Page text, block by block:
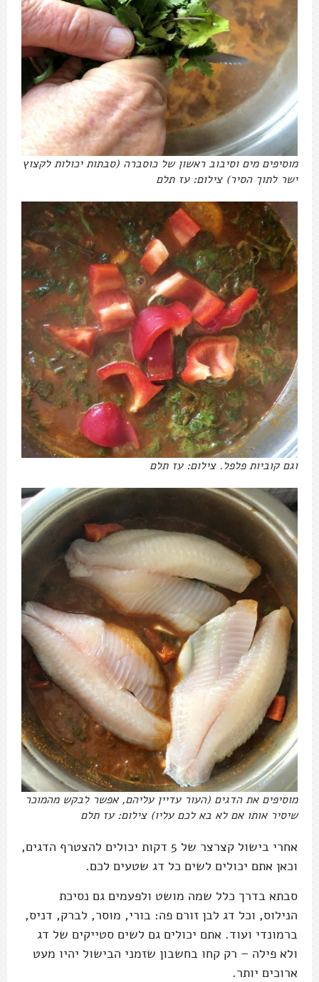
מוסיפים מים וסיבוב ראשון של כוסברה (סבתות יכולות לקצוץ
ישר לתוך הסיר) צילום: עז תלם
וגם קוביות פלפל. צילום: עז תלם
מוסיפים את הדגים (העור עדיין עליהם, אפשר לבקש מהמוכר
שיסיר אותו אם לא בא לכם עליו) צילום: עז תלם
אחרי בישול קצרצר של 5 דקות יכולים להצטרף הדגים,
וכאן אתם יכולים לשים כל דג שטעים לכם.
סבתא בדרך כלל שמה מושט ולפעמים גם נסיכת
הנילוס, וכל דג לבן זורם פה: בורי, מוסר, לברק, דניס,
ברמונדי ועוד. אתם יכולים גם לשים סטייקים של דג
ולא פילה – רק קחו בחשבון שזמני הבישול יהיו מעט
ארוכים יותר.